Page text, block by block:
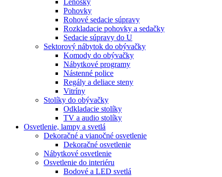
Pohovky
Rohové sedacie súpravy
Rozkladacie pohovky a sedačky
Sedacie súpravy do U
Sektorový nábytok do obývačky
Komody do obývačky
Nábytkové programy
Nástenné police
Regály a deliace steny
Vitríny
Stolíky do obývačky
Odkladacie stolíky
TV a audio stolíky
Osvetlenie, lampy a svetlá
Dekoračné a vianočné osvetlenie
Dekoračné osvetlenie
Nábytkové osvetlenie
Osvetlenie do interiéru
Bodové a LED svetlá